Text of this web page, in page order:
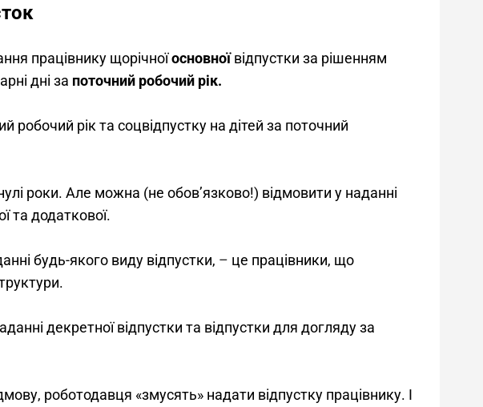
працівнику щорічної основної відпустки за рішенням
дні за поточний робочий рік.
робочий рік та соцвідпустку на дітей за поточний
роки. Але можна (не обов’язково!) відмовити у наданні
та додаткової.
будь-якого виду відпустки, – це працівники, що
декретної відпустки та відпустки для догляду за
роботодавця «змусять» надати відпустку працівнику. І